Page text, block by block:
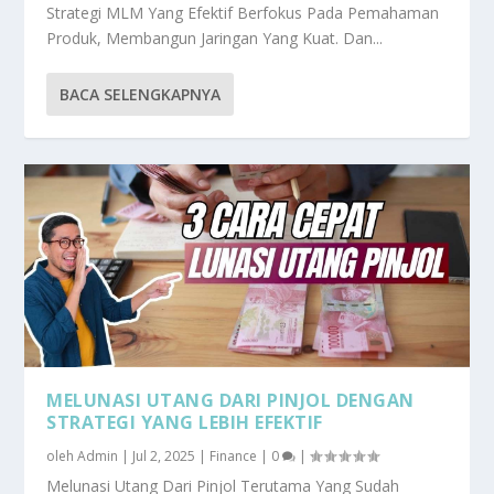
Strategi MLM Yang Efektif Berfokus Pada Pemahaman
Produk, Membangun Jaringan Yang Kuat. Dan...
BACA SELENGKAPNYA
MELUNASI UTANG DARI PINJOL DENGAN
STRATEGI YANG LEBIH EFEKTIF
olehAdmin Jul 2, 2025 Finance 0 |
Melunasi Utang Dari Pinjol Terutama Yang Sudah